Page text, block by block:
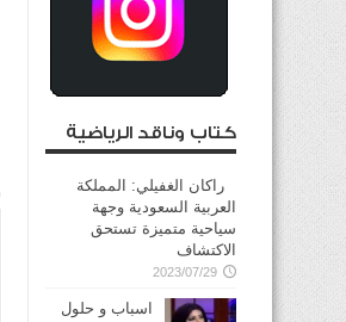
كتاب وناقد الرياضية
راكان الغفيلي: المملكة
العربية السعودية وجهة
سياحية متميزة تستحق
الاكتشاف
2023/07/29
اسباب و حلول